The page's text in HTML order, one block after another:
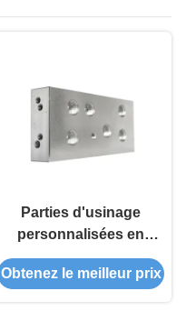
Parties d'usinage
personnalisées en
acier inoxydable
haute précision
Obtenez le meilleur prix